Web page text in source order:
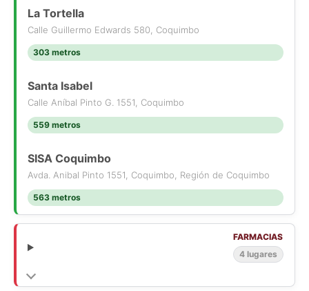
La Tortella
Calle Guillermo Edwards 580, Coquimbo
303 metros
Santa Isabel
Calle Aníbal Pinto G. 1551, Coquimbo
559 metros
SISA Coquimbo
Avda. Anibal Pinto 1551, Coquimbo, Región de Coquimbo
563 metros
FARMACIAS
4 lugares